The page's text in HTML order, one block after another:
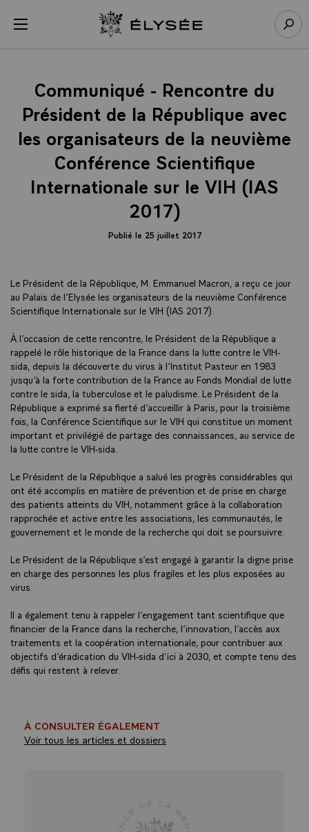
menu Retour à l’accueil Élysée
Communiqué - Rencontre du
Président de la République avec
les organisateurs de la neuvième
Conférence Scientifique
Internationale sur le VIH (IAS
2017)
Publié le 25 juillet 2017
Le Président de la République, M. Emmanuel Macron, a reçu ce jour
au Palais de l’Elysée les organisateurs de la neuvième Conférence
Scientifique Internationale sur le VIH (IAS 2017).
À l’occasion de cette rencontre, le Président de la République a
rappelé le rôle historique de la France dans la lutte contre le VIH-
sida, depuis la découverte du virus à l’Institut Pasteur en 1983
jusqu’à la forte contribution de la France au Fonds Mondial de lutte
contre le sida, la tuberculose et le paludisme. Le Président de la
République a exprimé sa fierté d’accueillir à Paris, pour la troisième
fois, la Conférence Scientifique sur le VIH qui constitue un moment
important et privilégié de partage des connaissances, au service de
la lutte contre le VIH-sida.
Le Président de la République a salué les progrès considérables qui
ont été accomplis en matière de prévention et de prise en charge
des patients atteints du VIH, notamment grâce à la collaboration
rapprochée et active entre les associations, les communautés, le
gouvernement et le monde de la recherche qui doit se poursuivre.
Le Président de la République s’est engagé à garantir la digne prise
en charge des personnes les plus fragiles et les plus exposées au
virus.
Il a également tenu à rappeler l’engagement tant scientifique que
financier de la France dans la recherche, l’innovation, l’accès aux
traitements et la coopération internationale, pour contribuer aux
objectifs d’éradication du VIH-sida d’ici à 2030, et compte tenu des
défis qui restent à relever.
À CONSULTER ÉGALEMENT
Voir tous les articles et dossiers
Panneau de gestion des cookies